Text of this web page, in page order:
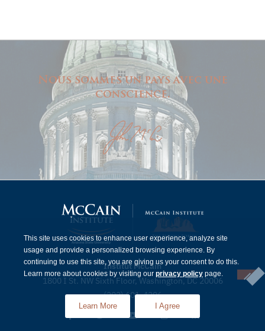
Nous sommes un pays avec une
conscience.
Institut McCain
1800 I St. NW Sixth Floor, Washington, DC 20006
(202) 601-4296
This site uses cookies to enhance user experience, analyze site
usage and provide a personalized browsing experience. By
continuing to use this site, you are giving us your consent to do this.
Learn more about cookies by visiting our privacy policy page.
Learn More I Agree